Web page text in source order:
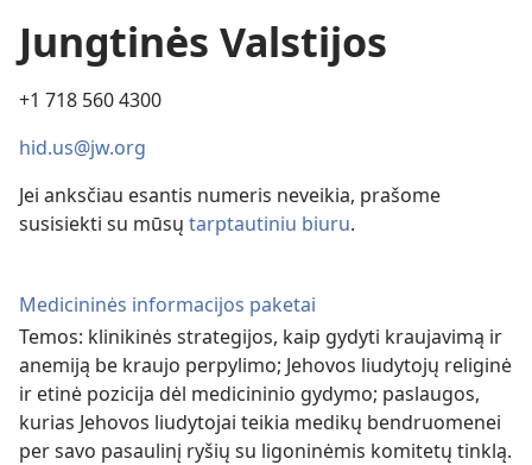
Jungtinės Valstijos
+1 718 560 4300
hid.us@jw.org
Jei anksčiau esantis numeris neveikia, prašome
susisiekti su mūsų tarptautiniu biuru.
Medicininės informacijos paketai
Temos: klinikinės strategijos, kaip gydyti kraujavimą ir
anemiją be kraujo perpylimo; Jehovos liudytojų religinė
ir etinė pozicija dėl medicininio gydymo; paslaugos,
kurias Jehovos liudytojai teikia medikų bendruomenei
per savo pasaulinį ryšių su ligoninėmis komitetų tinklą.